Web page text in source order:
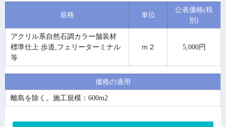
規格 単位
公表価格(税
別)
アクリル系自然石調カラー舗装材
標準仕上 歩道,フェリーターミナル
等
ｍ２ 5,000円
価格の適用
離島を除く。施工規模：600m2